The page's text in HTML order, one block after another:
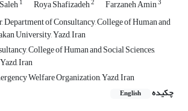
1 Roya Shafizadeh2 Farzaneh Amin3
Department of Consultancy, College of Human and
University, Yazd, Iran
College of Human and Social Sciences,
Iran
Welfare Organization, Yazd, Iran
چکیده
English